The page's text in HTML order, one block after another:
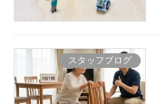
スタッフブログ